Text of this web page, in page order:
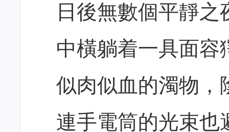
日後無數個平靜
中橫躺着一具面容
似肉似血的濁物，
連手電筒的光束也